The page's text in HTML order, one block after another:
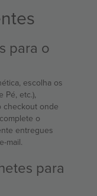
para o
escolha os
Pé, etc.),
checkout onde
o
entregues
mail.
para